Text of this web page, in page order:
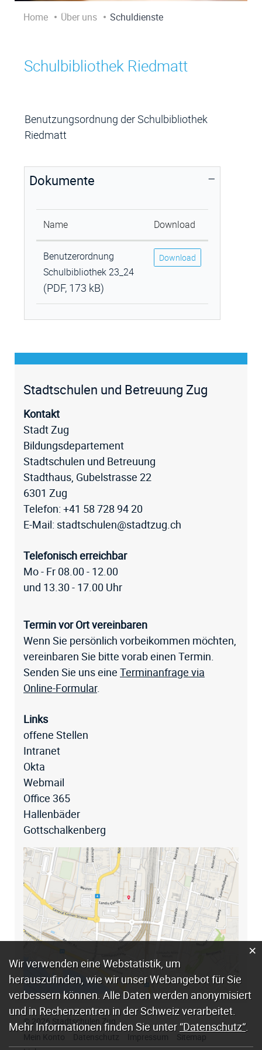
Home Über uns Schuldienste
Schulbibliothek Riedmatt
Benutzungsordnung der Schulbibliothek
Riedmatt
Zugehörige Objekte
Dokumente
Name Download
Benutzerordnung
Schulbibliothek 23_24
(PDF, 173 kB)
Download
Stadtschulen und Betreuung Zug
Kontakt
Stadt Zug
Bildungsdepartement
Stadtschulen und Betreuung
Stadthaus, Gubelstrasse 22
6301 Zug
Telefon: +41 58 728 94 20
E-Mail: stadtschulen@stadtzug.ch
Telefonisch erreichbar
Mo - Fr 08.00 - 12.00
und 13.30 - 17.00 Uhr
Termin vor Ort vereinbaren
Wenn Sie persönlich vorbeikommen möchten,
vereinbaren Sie bitte vorab einen Termin.
Senden Sie uns eine Terminanfrage via
Online-Formular.
Links
offene Stellen
Intranet
Okta
Webmail
Office 365
Hallenbäder
Gottschalkenberg
© 2026 Stadtschulen Zug
Mein Konto
Datenschutz Impressum
Sitemap
Webstatistik
Wir verwenden eine Webstatistik, um
herauszufinden, wie wir unser Webangebot für Sie
verbessern können. Alle Daten werden anonymisiert
und in Rechenzentren in der Schweiz verarbeitet.
Mehr Informationen finden Sie unter“Datenschutz“.
×